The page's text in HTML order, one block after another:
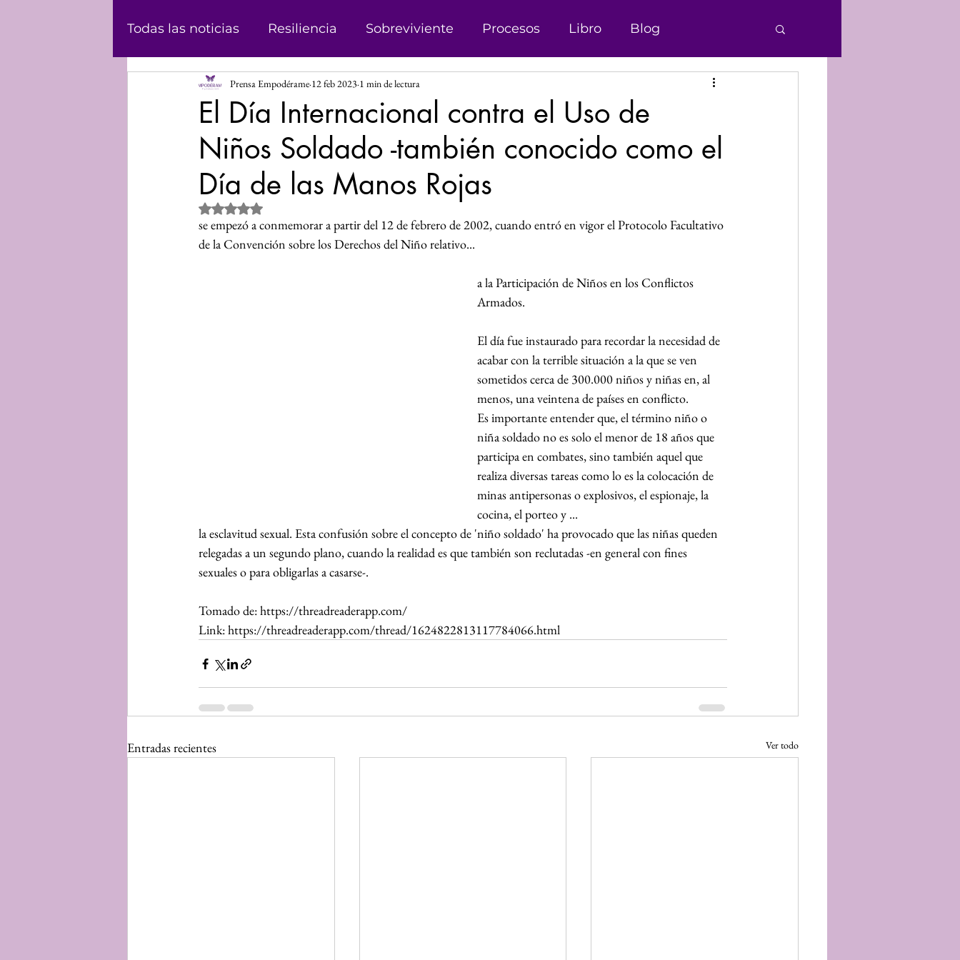
Todas las noticias Resiliencia Sobreviviente Procesos Libro Blog
Masculinidad Abolicionismo Campañas
Historias Justicia Matrimonio Infantil Genero Derechos Humanos
Podcast Violencia de Género Explotación sexual
El Día Internacional contra el Uso de
Niños Soldado -también conocido como el
Día de las Manos Rojas
Prensa Empodérame 12 feb 2023 1 min de lectura
Obtuvo NaN de 5 estrellas.
se empezó a conmemorar a partir del 12 de febrero de 2002, cuando entró en vigor el Protocolo Facultativo
de la Convención sobre los Derechos del Niño relativo...
a la Participación de Niños en los Conflictos
Armados.
El día fue instaurado para recordar la necesidad de
acabar con la terrible situación a la que se ven
sometidos cerca de 300.000 niños y niñas en, al
menos, una veintena de países en conflicto.
Es importante entender que, el término niño o
niña soldado no es solo el menor de 18 años que
participa en combates, sino también aquel que
realiza diversas tareas como lo es la colocación de
minas antipersonas o explosivos, el espionaje, la
cocina, el porteo y ...
la esclavitud sexual. Esta confusión sobre el concepto de 'niño soldado' ha provocado que las niñas queden
relegadas a un segundo plano, cuando la realidad es que también son reclutadas -en general con fines
sexuales o para obligarlas a casarse-.
Tomado de: https://threadreaderapp.com/
Link: https://threadreaderapp.com/thread/1624822813117784066.html
Entradas recientes Ver todo